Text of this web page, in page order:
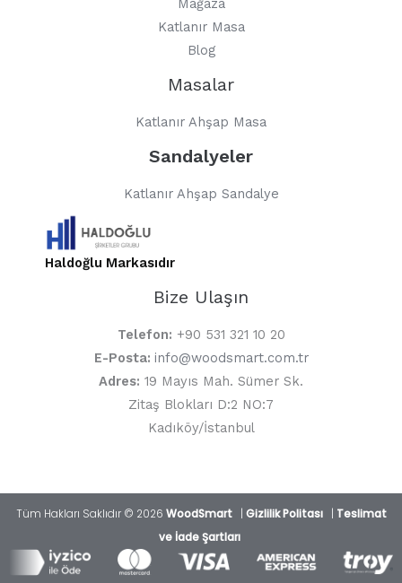
Mağaza
Katlanır Masa
Blog
Masalar
Katlanır Ahşap Masa
Sandalyeler
Katlanır Ahşap Sandalye
Haldoğlu Markasıdır
Bize Ulaşın
Telefon: +90 531 321 10 20
E-Posta: info@woodsmart.com.tr
Adres: 19 Mayıs Mah. Sümer Sk.
Zitaş Blokları D:2 NO:7
Kadıköy/İstanbul
Tüm Hakları Saklıdır © 2026 WoodSmart Gizlilik Politası
Teslimat
ve İade Şartları